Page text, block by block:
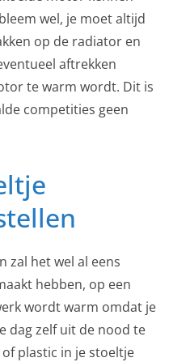
wel, je moet altijd
op de radiator en
aftrekken
te warm wordt. Dit is
competities geen
zal het wel al eens
hebben, op een
wordt warm omdat je
dag zelf uit de nood te
plastic in je stoeltje